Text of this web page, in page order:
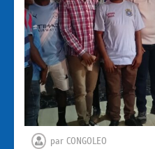
par CONGOLEO